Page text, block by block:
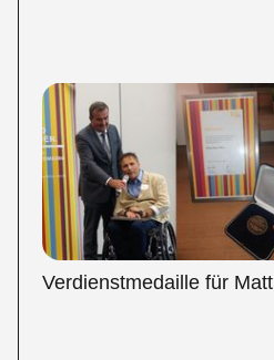
Verdienstmedaille für Matt